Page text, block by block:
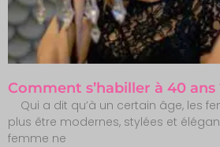
Comment s’habiller à 40 ans
Qui a dit qu’à un certain âge, les
plus être modernes, stylées et
femme ne